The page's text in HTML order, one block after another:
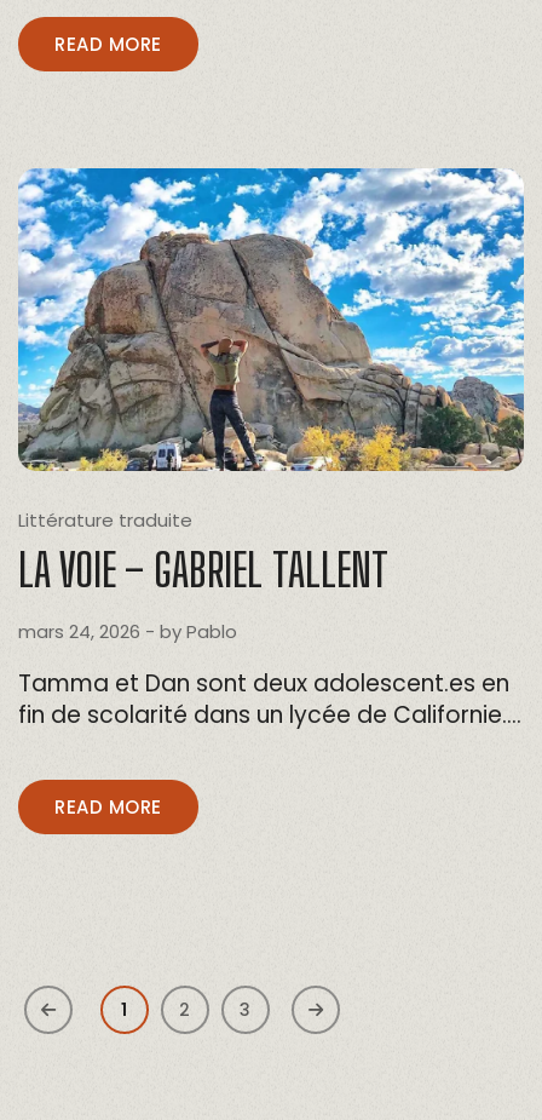
READ MORE
Littérature traduite
LA VOIE – GABRIEL TALLENT
mars 24, 2026 - byPablo
Tamma et Dan sont deux adolescent.es en
fin de scolarité dans un lycée de Californie….
READ MORE
1 2 3